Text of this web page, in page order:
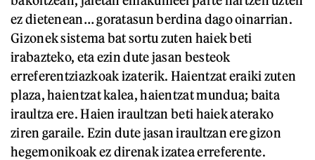
ez dietenean… goratasun berdina dago oinarrian.
Gizonek sistema bat sortu zuten haiek beti
irabazteko, eta ezin dute jasan besteok
erreferentziazkoak izaterik. Haientzat eraiki zuten
plaza, haientzat kalea, haientzat mundua; baita
iraultza ere. Haien iraultzan beti haiek aterako
ziren garaile. Ezin dute jasan iraultzan ere gizon
hegemonikoak ez direnak izatea erreferente.